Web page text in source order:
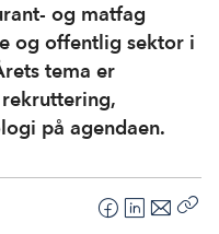
og matfag
og offentlig sektor i
tema er
på agendaen.
F
L
E